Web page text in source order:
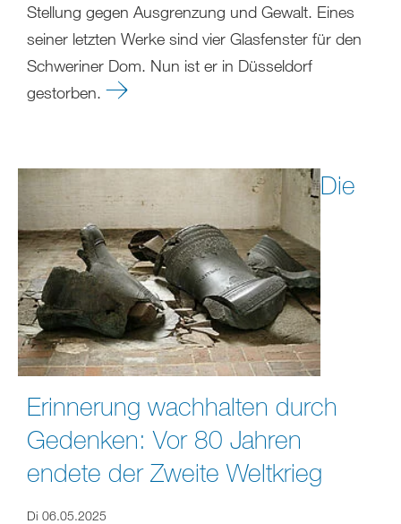
Stellung gegen Ausgrenzung und Gewalt. Eines
seiner letzten Werke sind vier Glasfenster für den
Schweriner Dom. Nun ist er in Düsseldorf
gestorben.
Die
Erinnerung wachhalten durch
Gedenken: Vor 80 Jahren
endete der Zweite Weltkrieg
Di 06.05.2025